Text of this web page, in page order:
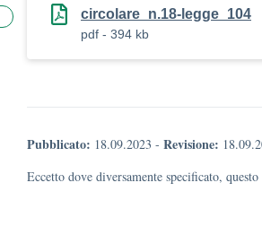
circolare_n.18-legge_104
pdf - 394 kb
Pubblicato: 18.09.2023 - Revisione:
Eccetto dove diversamente specificato,